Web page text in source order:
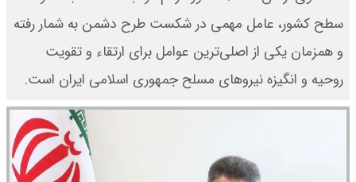
سطح کشور، عامل مهمی در شکست طرح دشمن به شمار رفته
و همزمان یکی از اصلی‌ترین عوامل برای ارتقاء و تقویت
روحیه و انگیزه نیروهای مسلح جمهوری اسلامی ایران است.